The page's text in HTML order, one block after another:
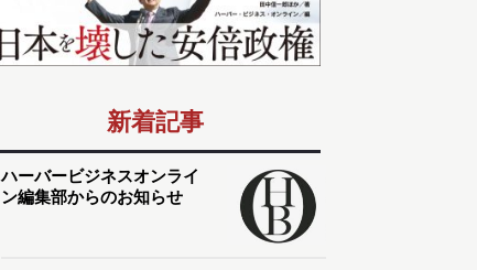
新着記事
ハーバービジネスオンライ
ン編集部からのお知らせ